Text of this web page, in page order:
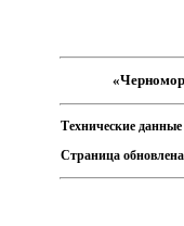
Технические данные
Страница обновлена